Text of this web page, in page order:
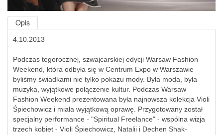
Opis
4.10.2013
Podczas tegorocznej, szwajcarskiej edycji Warsaw Fashion
Weekend, która odbyła się w Centrum Expo w Warszawie
byliśmy świadkami nie tylko pokazu mody. Była moda, była
muzyka, wyjątkowe połączenie kultur. Podczas Warsaw
Fashion Weekend prezentowana była najnowsza kolekcja Violi
Śpiechowicz i miała wyjątkową oprawę. Przygotowany został
specjalny performance - "Spiritual Freelance" - wspólna wizja
trzech kobiet - Violi Śpiechowicz, Natalii i Dechen Shak-